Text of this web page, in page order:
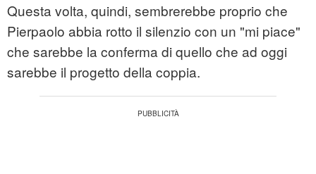
Questa volta, quindi, sembrerebbe proprio che
Pierpaolo abbia rotto il silenzio con un "mi piace"
che sarebbe la conferma di quello che ad oggi
sarebbe il progetto della coppia.